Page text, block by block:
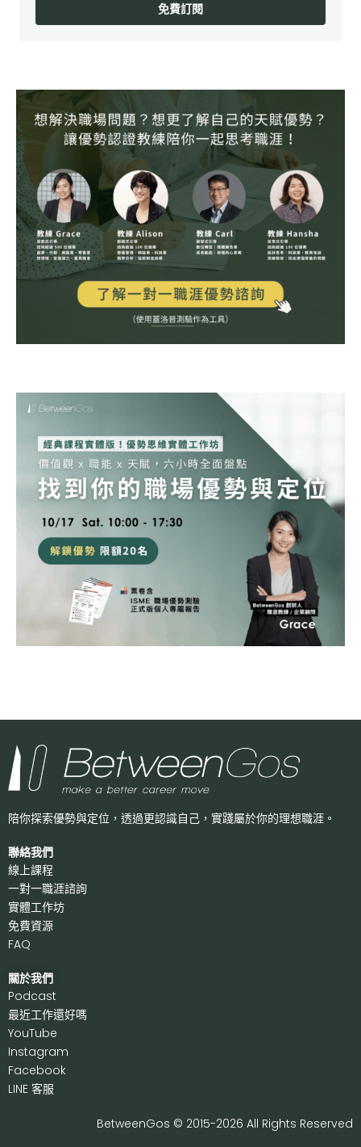
免費訂閱
陪你探索優勢與定位，透過更認識自己， 實踐屬於你的理想職涯。
聯絡我們
線上課程
一對一職涯諮詢
實體工作坊
免費資源
FAQ
關於我們
Podcast
最近工作還好嗎
YouTube
Instagram
Facebook
LINE 客服
BetweenGos © 2015-2026 All Rights Reserved